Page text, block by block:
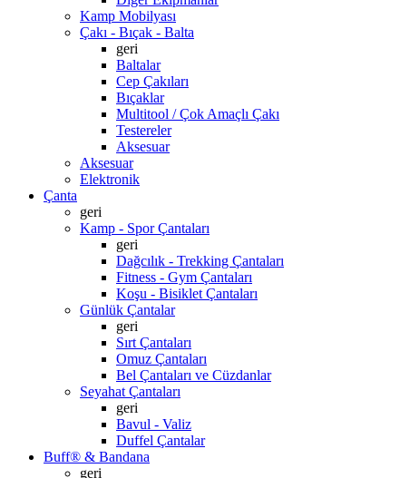
Kamp Mobilyası
Çakı - Bıçak - Balta
geri
Baltalar
Cep Çakıları
Bıçaklar
Multitool / Çok Amaçlı Çakı
Testereler
Aksesuar
Aksesuar
Elektronik
Çanta
geri
Kamp - Spor Çantaları
geri
Dağcılık - Trekking Çantaları
Fitness - Gym Çantaları
Koşu - Bisiklet Çantaları
Günlük Çantalar
geri
Sırt Çantaları
Omuz Çantaları
Bel Çantaları ve Cüzdanlar
Seyahat Çantaları
geri
Bavul - Valiz
Duffel Çantalar
Buff® & Bandana
geri